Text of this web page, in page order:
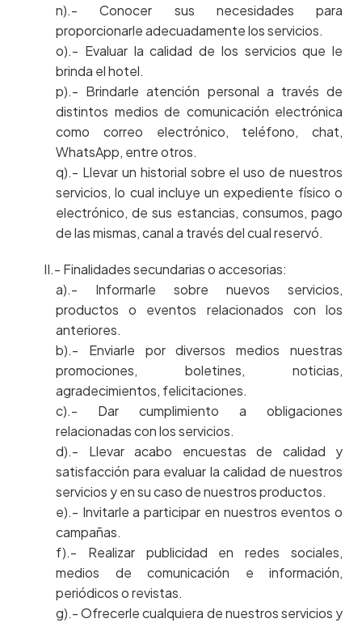
n).- Conocer sus necesidades para
proporcionarle adecuadamente los servicios.
o).- Evaluar la calidad de los servicios que le
brinda el hotel.
p).- Brindarle atención personal a través de
distintos medios de comunicación electrónica
como correo electrónico, teléfono, chat,
WhatsApp, entre otros.
q).- Llevar un historial sobre el uso de nuestros
servicios, lo cual incluye un expediente físico o
electrónico, de sus estancias, consumos, pago
de las mismas, canal a través del cual reservó.
II.- Finalidades secundarias o accesorias:
a).- Informarle sobre nuevos servicios,
productos o eventos relacionados con los
anteriores.
b).- Enviarle por diversos medios nuestras
promociones, boletines, noticias,
agradecimientos, felicitaciones.
c).- Dar cumplimiento a obligaciones
relacionadas con los servicios.
d).- Llevar acabo encuestas de calidad y
satisfacción para evaluar la calidad de nuestros
servicios y en su caso de nuestros productos.
e).- Invitarle a participar en nuestros eventos o
campañas.
f).- Realizar publicidad en redes sociales,
medios de comunicación e información,
periódicos o revistas.
g).- Ofrecerle cualquiera de nuestros servicios y